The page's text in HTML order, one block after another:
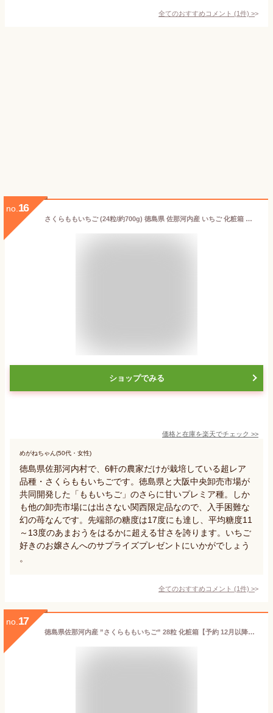
全てのおすすめコメント (1件) >
no. 16
さくらももいちご (24粒/約700g) 徳島県 佐那河内産 いちご 化粧箱 ももいちご サクラ さくら 桃 苺 桜 サクラ 贈答用 ギフト 高級いちご 大粒 大玉 高糖度 甘い 桃苺 イチゴ 苺 食品 フルーツ 果物 いちご ギフト 贈答 お歳暮 御歳暮 お供え 御供え 送料無料
ショップでみる
価格と在庫を楽天でチェック >>
めがねちゃん(50代・女性)
徳島県佐那河内村で、6軒の農家だけが栽培している超レア
品種・さくらももいちごです。徳島県と大阪中央卸売市場が
共同開発した「ももいちご」のさらに甘いプレミア種。しか
も他の卸売市場には出さない関西限定品なので、入手困難な
幻の苺なんです。先端部の糖度は17度にも達し、平均糖度11
～13度のあまおうをはるかに超える甘さを誇ります。いちご
好きのお嬢さんへのサプライズプレゼントにいかがでしょう
。
全てのおすすめコメント (1件) >
no. 17
徳島県佐那河内産 ”さくらももいちご” 28粒 化粧箱【予約 12月以降】 送料無料